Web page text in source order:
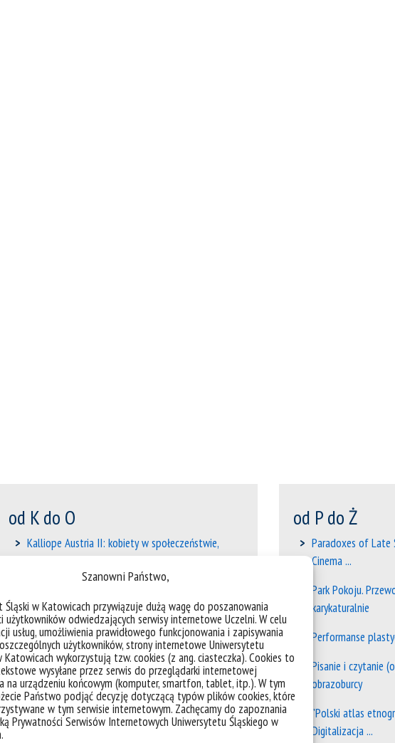
Szanowni Państwo,
Śląski w Katowicach przywiązuje dużą wagę do poszanowania
użytkowników odwiedzających serwisy internetowe Uczelni. W celu
usług, umożliwienia prawidłowego funkcjonowania i zapisywania
użytkowników, strony internetowe Uniwersytetu
Katowicach wykorzystują tzw. cookies (z ang. ciasteczka). Cookies to
wysyłane przez serwis do przeglądarki internetowej
na urządzeniu końcowym (komputer, smartfon, tablet, itp.). W tym
Państwo podjąć decyzję dotyczącą typów plików cookies, które
w tym serwisie internetowym. Zachęcamy do zapoznania
Prywatności Serwisów Internetowych Uniwersytetu Śląskiego w
od K do O
Kalliope Austria II: kobiety w społeczeństwie,
kulturze i ...
Tom X
Konstelacje i korespondencje. Sztuka jako medium
...
Kryzysy, media i emocje. Modelowanie nastrojów ...
La paz como tarea. Narrativas y prácticas ...
od P do Ż
Paradoxes of Late
Cinema ...
Park Pokoju.
karykaturalnie
Performanse
Pisanie i czytanie
obrazoburcy
"Polski atlas
Digitalizacja ...